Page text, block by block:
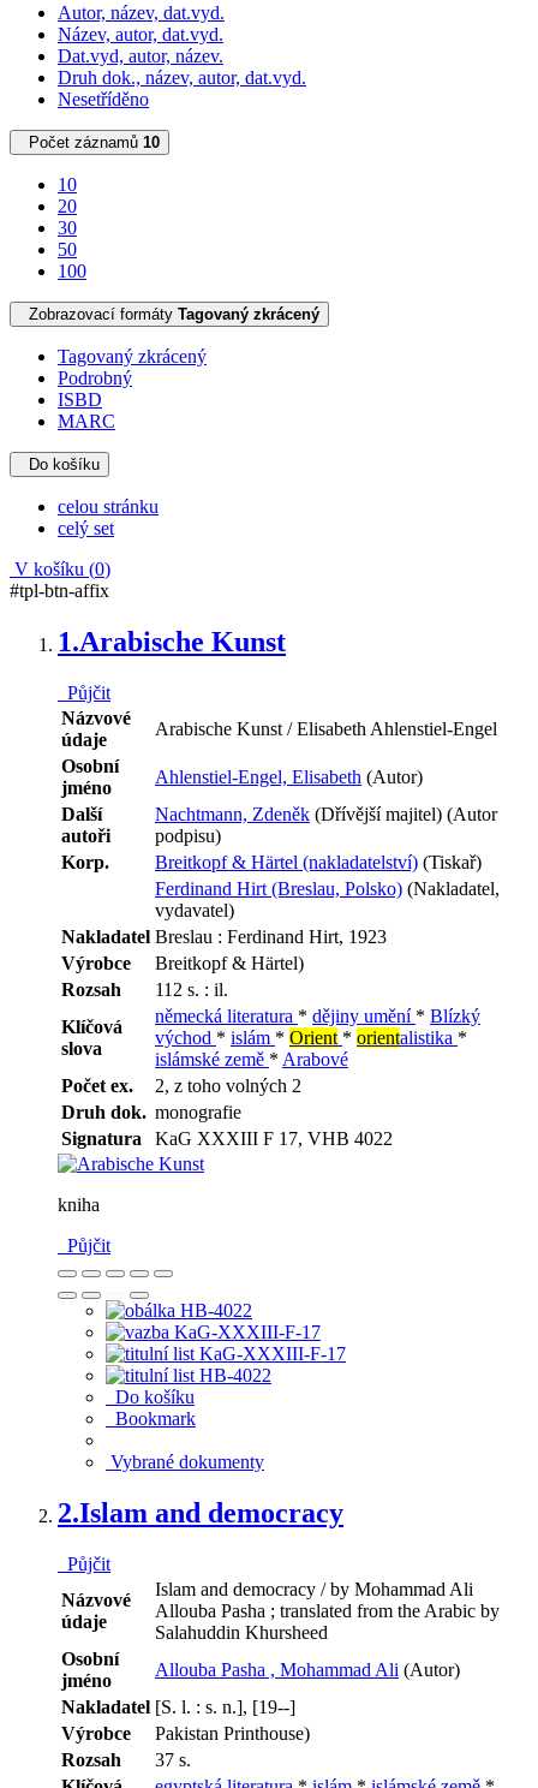
Autor, název, dat.vyd.
Název, autor, dat.vyd.
Dat.vyd, autor, název.
Druh dok., název, autor, dat.vyd.
Nesetříděno
Počet záznamů 10
10
20
30
50
100
Zobrazovací formáty Tagovaný zkrácený
Tagovaný zkrácený
Podrobný
ISBD
MARC
Do košíku
celou stránku
celý set
V košíku (0)
#tpl-btn-affix
1.Arabische Kunst
Půjčit
Názvové
údaje
Arabische Kunst / Elisabeth Ahlenstiel-Engel
Osobní
jméno
Ahlenstiel-Engel, Elisabeth (Autor)
Další
autoři
Nachtmann, Zdeněk (Dřívější majitel) (Autor
podpisu)
Korp.
Breitkopf & Härtel (nakladatelství) (Tiskař)
Ferdinand Hirt (Breslau, Polsko) (Nakladatel,
vydavatel)
Nakladatel Breslau : Ferdinand Hirt, 1923
Výrobce
Breitkopf & Härtel)
Rozsah
112 s. : il.
Klíčová
slova
německá literatura * dějiny umění * Blízký
východ * islám * Orient * orientalistika *
islámské země * Arabové
Počet ex.
2, z toho volných 2
Druh dok. monografie
Signatura
KaG XXXIII F 17, VHB 4022
kniha
Půjčit
Do košíku
Bookmark
Vybrané dokumenty
2.Islam and democracy
Půjčit
Názvové
údaje
Islam and democracy / by Mohammad Ali
Allouba Pasha ; translated from the Arabic by
Salahuddin Khursheed
Osobní
jméno
Allouba Pasha , Mohammad Ali (Autor)
Nakladatel [S. l. : s. n.], [19--]
Výrobce
Pakistan Printhouse)
Rozsah
37 s.